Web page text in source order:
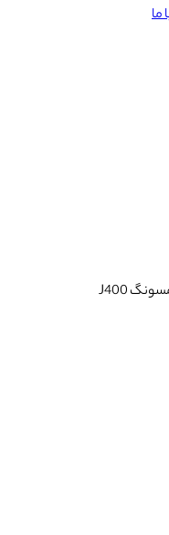
ما